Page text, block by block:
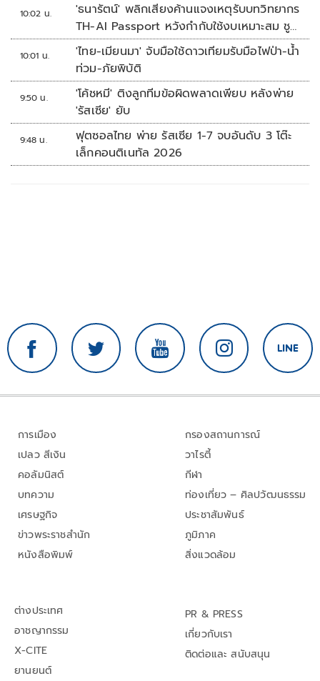
10:02 น.
'ธนารัตน์' พลิกเสียงค้านแจงเหตุรับบทวิทยากร
TH-AI Passport หวังกำกับใช้งบเหมาะสม ชู
จุดเด่นคนไทยได้ใช้ AI ระดับโปร ลดเหลื่อมล้ำ
ทางเทคโนโลยี เซฟงบไปกว่า900ล้าน เชื่อหาก
ใช้เต็มที่เอกชนขาดทุนย่อยยับ
10:01 น.
'ไทย-เมียนมา' จับมือใช้ดาวเทียมรับมือไฟป่า-น้ำ
ท่วม-ภัยพิบัติ
9:50 น.
'โค้ชหมี' ติงลูกทีมข้อผิดพลาดเพียบ หลังพ่าย
'รัสเซีย' ยับ
9:48 น.
ฟุตซอลไทย พ่าย รัสเซีย 1-7 จบอันดับ 3 โต๊ะ
เล็กคอนติเนทัล 2026
การเมือง
เปลว สีเงิน
คอลัมนิสต์
บทความ
เศรษฐกิจ
ข่าวพระราชสำนัก
หนังสือพิมพ์
กรองสถานการณ์
วาไรตี้
กีฬา
ท่องเที่ยว – ศิลปวัฒนธรรม
ประชาสัมพันธ์
ภูมิภาค
สิ่งแวดล้อม
ต่างประเทศ
อาชญากรรม
X-CITE
ยานยนต์
PR & PRESS
เกี่ยวกับเรา
ติดต่อและ สนับสนุน